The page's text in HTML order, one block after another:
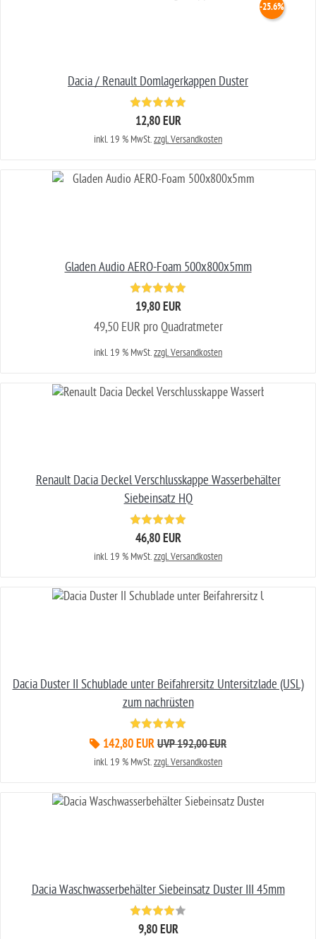
Dacia / Renault Domlagerkappen Duster
12,80 EUR
inkl. 19 % MwSt.zzgl. Versandkosten
Gladen Audio AERO-Foam 500x800x5mm
19,80 EUR
49,50 EUR pro Quadratmeter
inkl. 19 % MwSt.zzgl. Versandkosten
Renault Dacia Deckel Verschlusskappe Wasserbehälter
Siebeinsatz HQ
46,80 EUR
inkl. 19 % MwSt.zzgl. Versandkosten
Dacia Duster II Schublade unter Beifahrersitz Untersitzlade (USL)
zum nachrüsten
142,80 EUR
-25.6%
UVP 192,00 EUR
inkl. 19 % MwSt.zzgl. Versandkosten
Dacia Waschwasserbehälter Siebeinsatz Duster III 45mm
9,80 EUR